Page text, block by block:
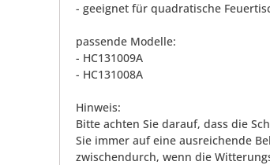
- geeignet für quadratische
passende Modelle:
- HC131009A
- HC131008A
Hinweis:
Bitte achten Sie darauf, dass die
Sie immer auf eine ausreichende
zwischendurch, wenn die